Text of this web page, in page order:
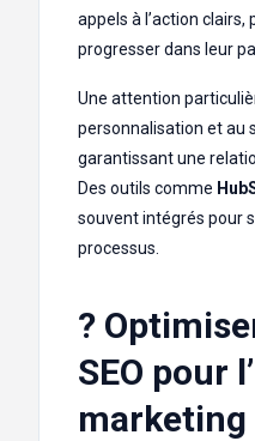
appels à l’action
progresser dans leur
Une attention
personnalisation et au
garantissant une
Des outils comme
souvent intégrés pour
processus.
?
SEO pour
marketing